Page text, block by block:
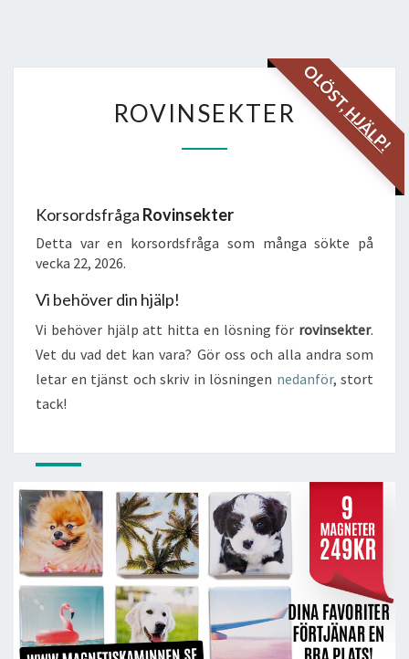
OLÖST,
HJÄLP!
ROVINSEKTER
ROVINSEKTER
Korsordsfråga Rovinsekter
Detta var en korsordsfråga som många sökte på
vecka 22, 2026.
Vi behöver din hjälp!
Vi behöver hjälp att hitta en lösning för rovinsekter.
Vet du vad det kan vara? Gör oss och alla andra som
letar en tjänst och skriv in lösningen nedanför, stort
tack!